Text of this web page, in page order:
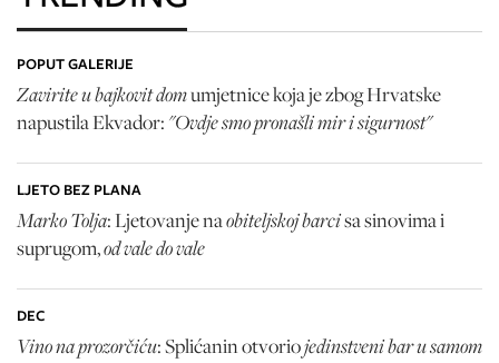
POPUT GALERIJE
Zavirite u bajkovit domumjetnice koja je zbog Hrvatske
napustila Ekvador: "Ovdje smo pronašli mir i sigurnost"
LJETO BEZ PLANA
Marko Tolja: Ljetovanje naobiteljskoj barcisa sinovima i
suprugom,od vale do vale
DEC
Vino na prozorčiću: Splićanin otvoriojedinstveni bar u samom